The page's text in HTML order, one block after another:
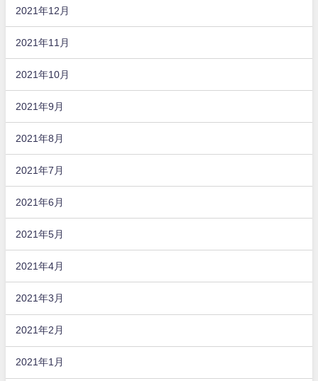
2021年12月
2021年11月
2021年10月
2021年9月
2021年8月
2021年7月
2021年6月
2021年5月
2021年4月
2021年3月
2021年2月
2021年1月